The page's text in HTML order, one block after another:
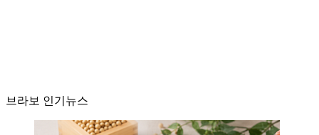
브라보 인기뉴스